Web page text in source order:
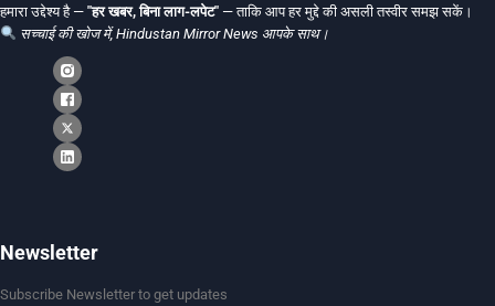
हमारा उद्देश्य है — "हर खबर, बिना लाग-लपेट" — ताकि आप हर मुद्दे की असली तस्वीर समझ सकें।
सच्चाई की खोज में, Hindustan Mirror News आपके साथ।
Newsletter
Subscribe Newsletter to get updates